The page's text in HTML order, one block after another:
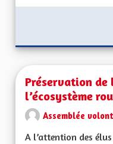
Préservation
l’écosystème
Assemblée
A l’attention des